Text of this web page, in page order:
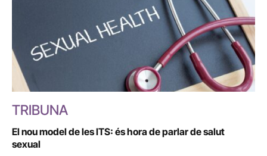
TRIBUNA
El nou model de les ITS: és hora de parlar de salut
sexual